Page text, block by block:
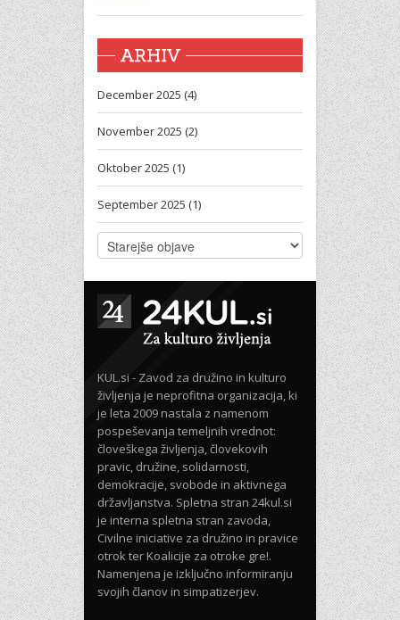
ARHIV
December 2025 (4)
November 2025 (2)
Oktober 2025 (1)
September 2025 (1)
KUL.si - Zavod za družino in kulturo
življenja je neprofitna organizacija, ki
je leta 2009 nastala z namenom
pospeševanja temeljnih vrednot:
človeškega življenja, človekovih
pravic, družine, solidarnosti,
demokracije, svobode in aktivnega
državljanstva. Spletna stran 24kul.si
je interna spletna stran zavoda,
Civilne iniciative za družino in pravice
otrok ter Koalicije za otroke gre!.
Namenjena je izključno informiranju
svojih članov in simpatizerjev.